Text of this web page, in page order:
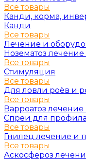
Все товары
Канди, корма,
Канди
Все товары
Лечение и
Нозематоз
Все товары
Стимуляция
Все товары
Для ловли роёв и
Все товары
Варроатоз
Спреи для
Все товары
Гнилец лечение и
Все товары
Аскосфероз